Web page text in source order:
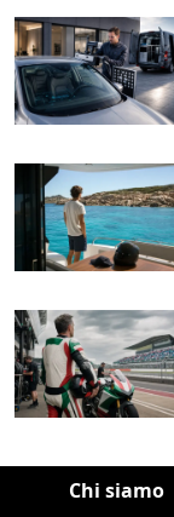
Chi siamo